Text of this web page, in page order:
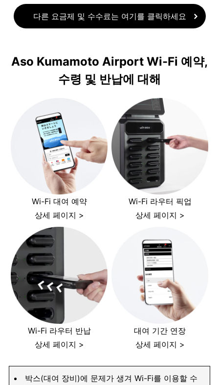
다른 요금제 및 수수료는 여기를 클릭하세요
Aso Kumamoto Airport Wi-Fi 예약,
수령 및 반납에 대해
Wi-Fi 대여 예약
상세 페이지 >
Wi-Fi 라우터 픽업
상세 페이지 >
Wi-Fi 라우터 반납
상세 페이지 >
대여 기간 연장
상세 페이지 >
박스(대여 장비)에 문제가 생겨 Wi-Fi를 이용할 수